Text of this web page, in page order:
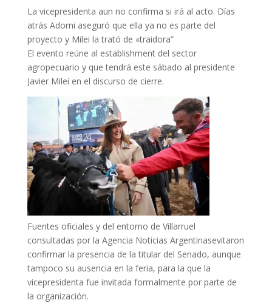
La vicepresidenta aun no confirma si irá al acto. Días
atrás Adorni aseguró que ella ya no es parte del
proyecto y Milei la trató de «traidora”
El evento reúne al establishment del sector
agropecuario y que tendrá este sábado al presidente
Javier Milei en el discurso de cierre.
Fuentes oficiales y del entorno de Villarruel
consultadas por la Agencia Noticias Argentinasevitaron
confirmar la presencia de la titular del Senado, aunque
tampoco su ausencia en la feria, para la que la
vicepresidenta fue invitada formalmente por parte de
la organización.